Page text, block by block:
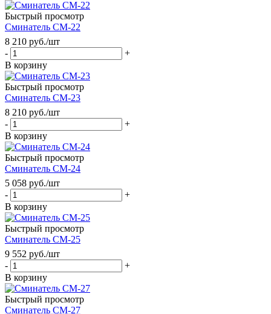
Быстрый просмотр
Сминатель СМ-22
8 210 руб./шт
-
+
В корзину
Быстрый просмотр
Сминатель СМ-23
8 210 руб./шт
-
+
В корзину
Быстрый просмотр
Сминатель СМ-24
5 058 руб./шт
-
+
В корзину
Быстрый просмотр
Сминатель СМ-25
9 552 руб./шт
-
+
В корзину
Быстрый просмотр
Сминатель СМ-27